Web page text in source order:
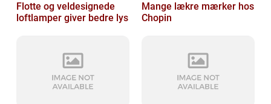
Flotte og veldesignede
loftlamper giver bedre lys
Mange lækre mærker hos
Chopin